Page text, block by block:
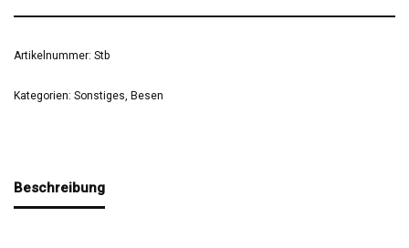
Artikelnummer: Stb
Kategorien: Sonstiges, Besen
Beschreibung